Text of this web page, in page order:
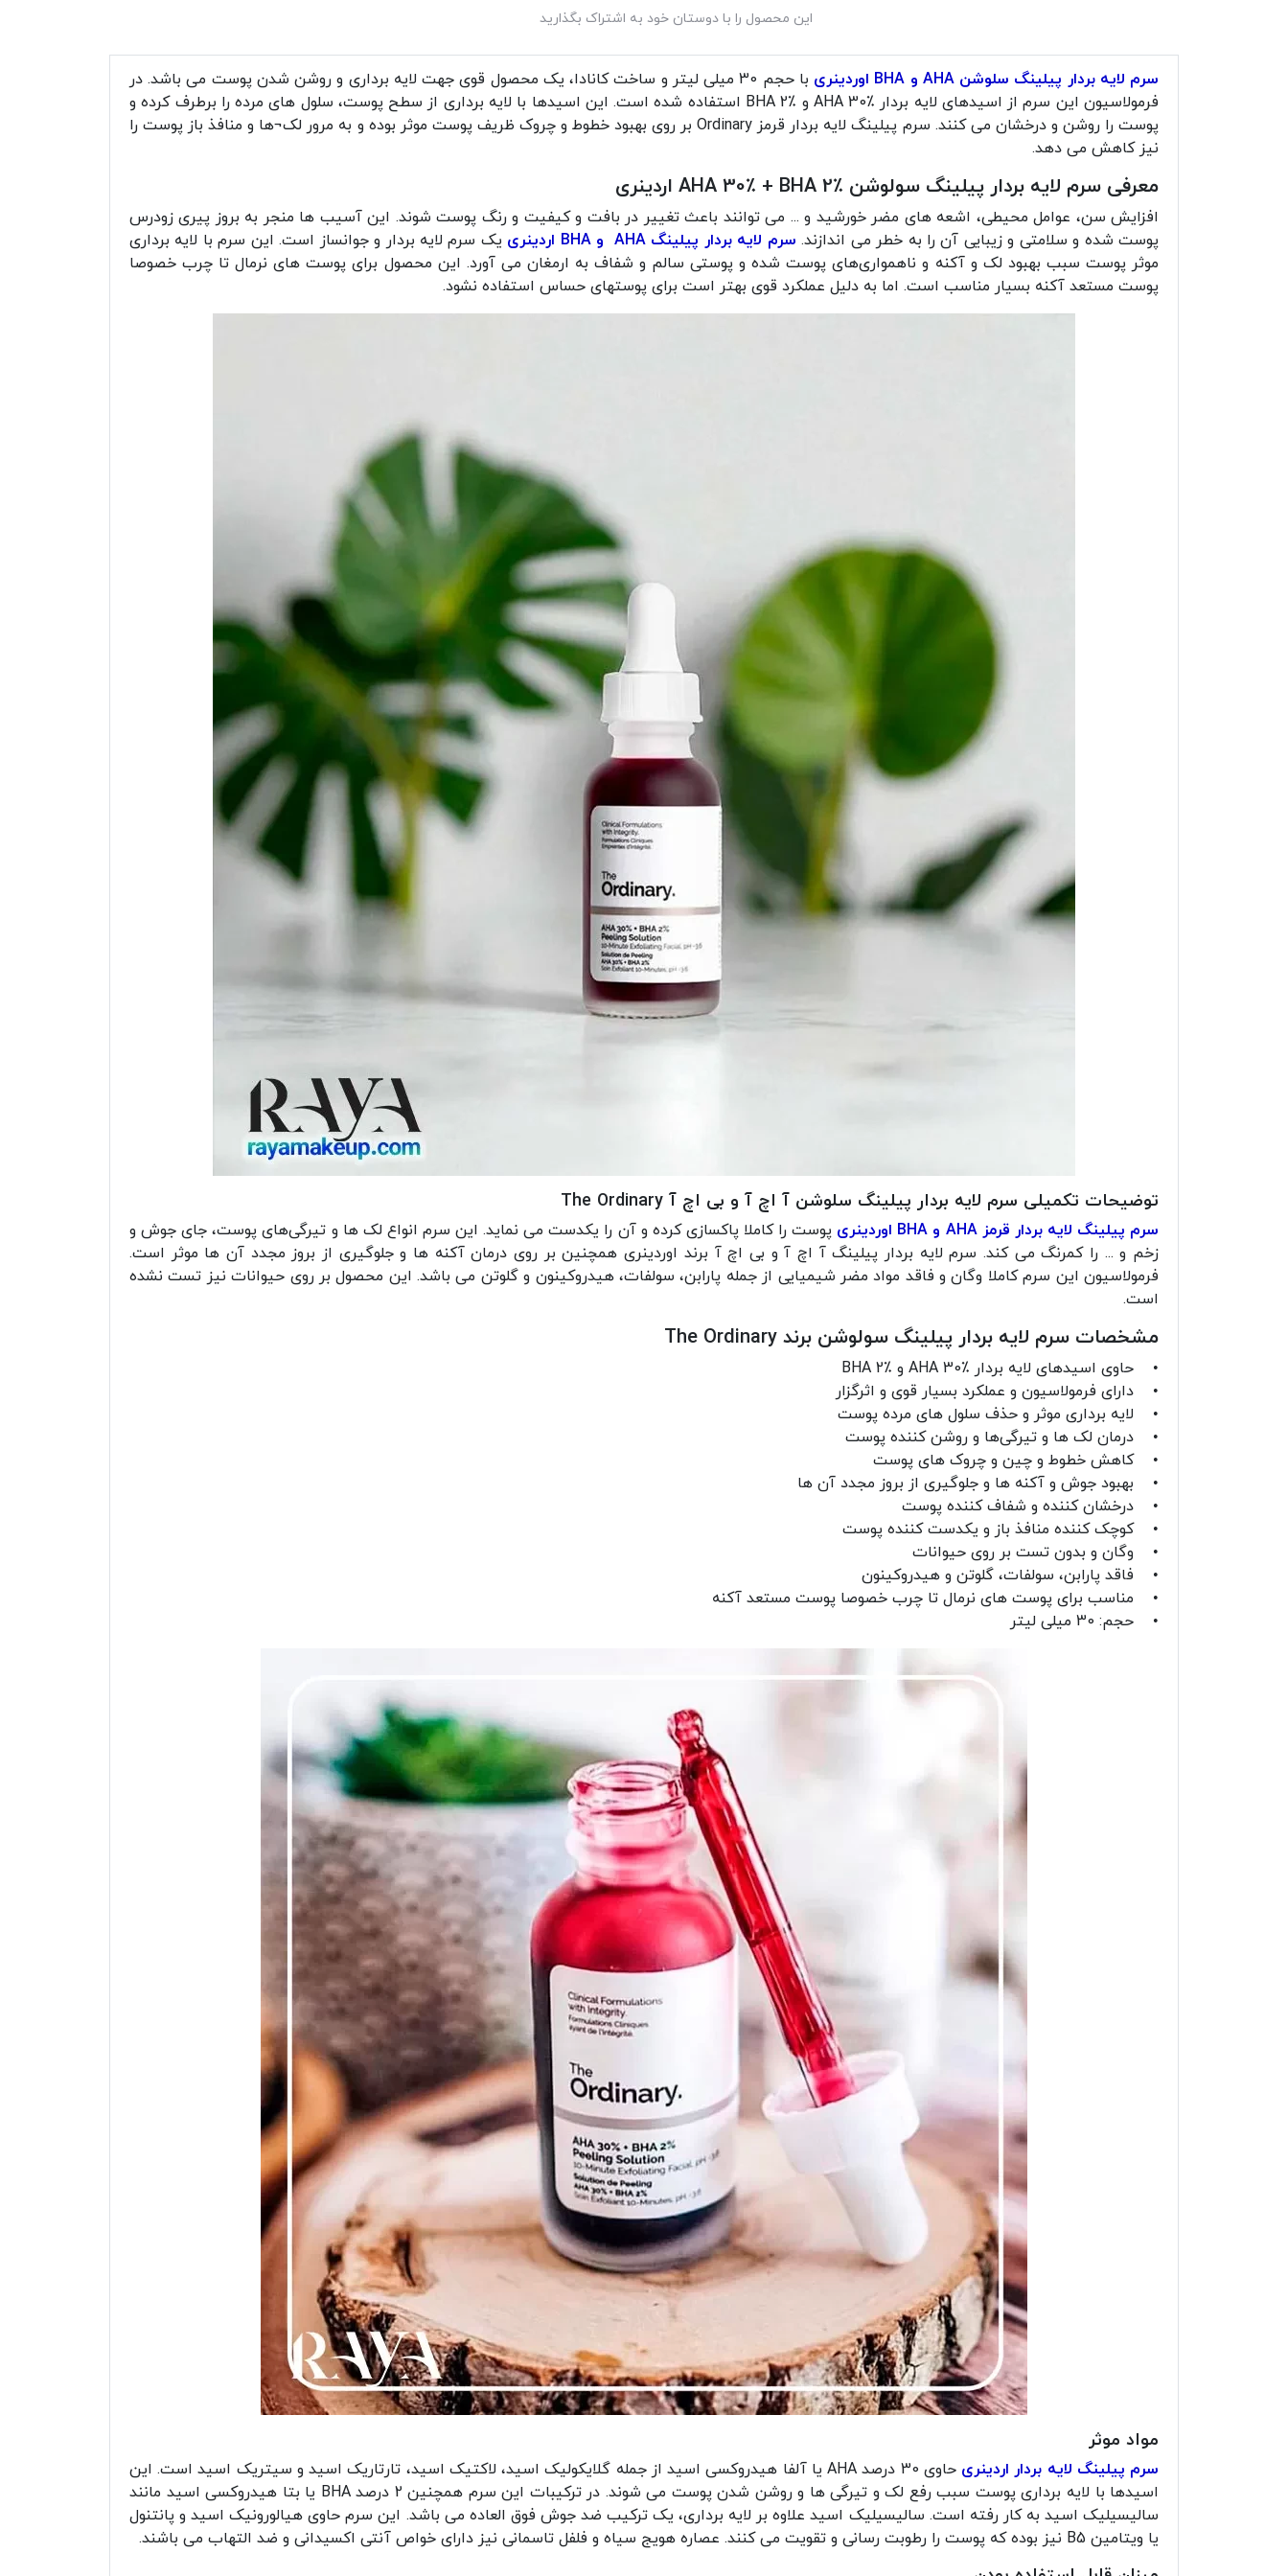
این محصول را با دوستان خود به اشتراک بگذارید
سرم لایه بردار پیلینگ سلوشن AHA و BHA اوردینری
با حجم 30 میلی لیتر و ساخت کانادا، یک محصول قوی جهت لایه برداری و روشن شدن پوست می باشد. در
فرمولاسیون این سرم از اسیدهای لایه بردار AHA 30٪ و BHA 2٪ استفاده شده است. این اسیدها با لایه برداری از سطح پوست، سلول های مرده را برطرف کرده و
پوست را روشن و درخشان می کنند. سرم پیلینگ لایه بردار قرمز Ordinary بر روی بهبود خطوط و چروک ظریف پوست موثر بوده و به مرور لک¬ها و منافذ باز پوست را
نیز کاهش می دهد.
معرفی سرم لایه بردار پیلینگ سولوشن AHA 30٪ + BHA 2٪ اردینری
افزایش سن، عوامل محیطی، اشعه های مضر خورشید و ... می توانند باعث تغییر در بافت و کیفیت و رنگ پوست شوند. این آسیب ها منجر به بروز پیری زودرس
پوست شده و سلامتی و زیبایی آن را به خطر می اندازند. سرم لایه بردار پیلینگ AHA و BHA اردینری
یک سرم لایه بردار و جوانساز است. این سرم با لایه برداری
موثر پوست سبب بهبود لک و آکنه و ناهمواری‌های پوست شده و پوستی سالم و شفاف به ارمغان می آورد. این محصول برای پوست های نرمال تا چرب خصوصا
پوست مستعد آکنه بسیار مناسب است. اما به دلیل عملکرد قوی بهتر است برای پوستهای حساس استفاده نشود.
توضیحات تکمیلی سرم لایه بردار پیلینگ سلوشن آ اچ آ و بی اچ آ The Ordinary
سرم پیلینگ لایه بردار قرمز AHA و BHA اوردینری
پوست را کاملا پاکسازی کرده و آن را یکدست می نماید. این سرم انواع لک ها و تیرگی‌های پوست، جای جوش و
زخم و ... را کمرنگ می کند. سرم لایه بردار پیلینگ آ اچ آ و بی اچ آ برند اوردینری همچنین بر روی درمان آکنه ها و جلوگیری از بروز مجدد آن ها موثر است.
فرمولاسیون این سرم کاملا وگان و فاقد مواد مضر شیمیایی از جمله پارابن، سولفات، هیدروکینون و گلوتن می باشد. این محصول بر روی حیوانات نیز تست نشده
است.
مشخصات سرم لایه بردار پیلینگ سولوشن برند The Ordinary
• حاوی اسیدهای لایه بردار AHA 30٪ و BHA 2٪
• دارای فرمولاسیون و عملکرد بسیار قوی و اثرگزار
• لایه برداری موثر و حذف سلول های مرده پوست
• درمان لک ها و تیرگی‌ها و روشن کننده پوست
• کاهش خطوط و چین و چروک های پوست
• بهبود جوش و آکنه ها و جلوگیری از بروز مجدد آن ها
• درخشان کننده و شفاف کننده پوست
• کوچک کننده منافذ باز و یکدست کننده پوست
• وگان و بدون تست بر روی حیوانات
• فاقد پارابن، سولفات، گلوتن و هیدروکینون
• مناسب برای پوست های نرمال تا چرب خصوصا پوست مستعد آکنه
• حجم: 30 میلی لیتر
مواد موثر
سرم پیلینگ لایه بردار اردینری
حاوی 30 درصد AHA یا آلفا هیدروکسی اسید از جمله گلایکولیک اسید، لاکتیک اسید، تارتاریک اسید و سیتریک اسید است. این
اسیدها با لایه برداری پوست سبب رفع لک و تیرگی ها و روشن شدن پوست می شوند. در ترکیبات این سرم همچنین 2 درصد BHA یا بتا هیدروکسی اسید مانند
سالیسیلیک اسید به کار رفته است. سالیسیلیک اسید علاوه بر لایه برداری، یک ترکیب ضد جوش فوق العاده می باشد. این سرم حاوی هیالورونیک اسید و پانتنول
یا ویتامین B5 نیز بوده که پوست را رطوبت رسانی و تقویت می کنند. عصاره هویج سیاه و فلفل تاسمانی نیز دارای خواص آنتی اکسیدانی و ضد التهاب می باشند.